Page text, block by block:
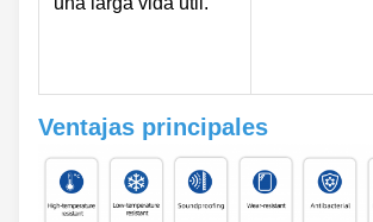
Ventajas principales